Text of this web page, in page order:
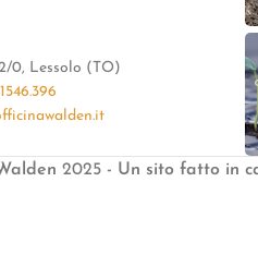
0, Lessolo (TO)
2025 - Un sito fatto in